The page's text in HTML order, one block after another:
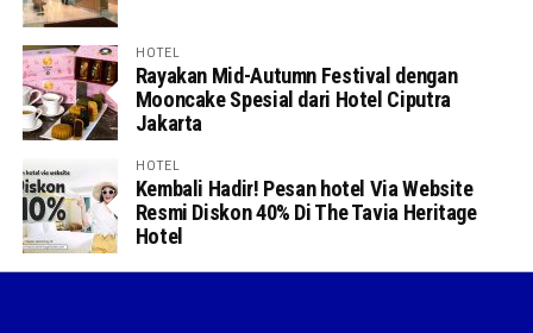
HOTEL
Rayakan Mid-Autumn Festival dengan
Mooncake Spesial dari Hotel Ciputra
Jakarta
HOTEL
Kembali Hadir! Pesan hotel Via Website
Resmi Diskon 40% Di The Tavia Heritage
Hotel